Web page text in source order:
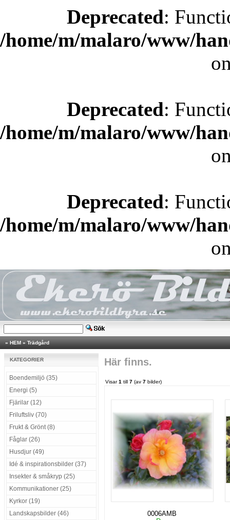
Deprecated:
/home/m/malaro/www/
Deprecated:
/home/m/malaro/www/
Deprecated:
/home/m/malaro/www/
» HEM » Trädgård
KATEGORIER
Boendemiljö (35)
Energi (5)
Fjärilar (12)
Friluftsliv (70)
Frukt & Grönt (8)
Fåglar (26)
Husdjur (49)
Idé & inspirationsbilder (37)
Insekter & småkryp (25)
Kommunikationer (25)
Kyrkor (19)
Landskapsbilder (46)
Här finns.
Visar1 till 7 (av 7 bilder)
0006AMB